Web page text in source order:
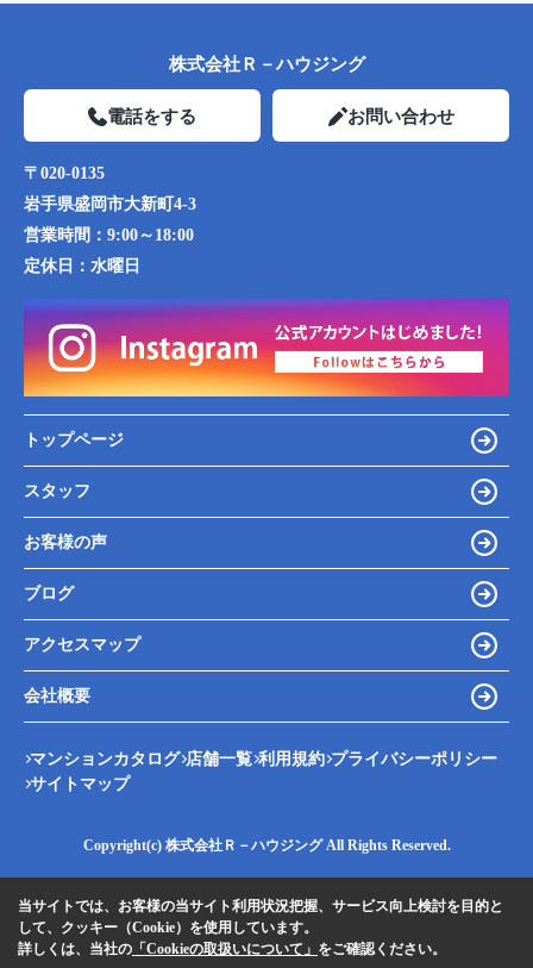
株式会社Ｒ－ハウジング
電話をする お問い合わせ
〒020-0135
岩手県盛岡市大新町4-3
営業時間： 9:00～18:00
定休日： 水曜日
トップページ
スタッフ
お客様の声
ブログ
アクセスマップ
会社概要
マンションカタログ 店舗一覧 利用規約 プライバシーポリシー
サイトマップ
Copyright(c) 株式会社Ｒ－ハウジング All Rights Reserved.
当サイトでは、お客様の当サイト利用状況把握、サービス向上検討を目的と
して、クッキー（Cookie）を使用しています。
詳しくは、当社の 「Cookieの取扱いについて」 をご確認ください。